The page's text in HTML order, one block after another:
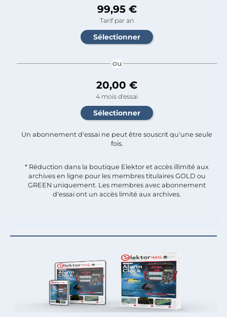
99,95 €
Tarif par an
ou
20,00 €
4 mois d'essai
Un abonnement d'essai ne peut être souscrit qu'une seule
fois.​
* Réduction dans la boutique Elektor et accès illimité aux
archives en ligne pour les membres titulaires GOLD ou
GREEN uniquement. Les membres avec abonnement
d'essai ont un accès limité aux archives.